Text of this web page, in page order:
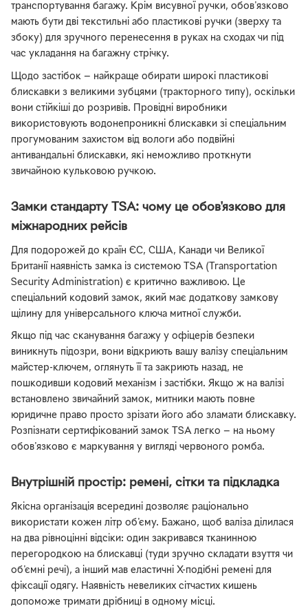
транспортування багажу. Крім висувної ручки, обов'язково
мають бути дві текстильні або пластикові ручки (зверху та
збоку) для зручного перенесення в руках на сходах чи під
час укладання на багажну стрічку.
Щодо застібок — найкраще обирати широкі пластикові
блискавки з великими зубцями (тракторного типу), оскільки
вони стійкіші до розривів. Провідні виробники
використовують водонепроникні блискавки зі спеціальним
прогумованим захистом від вологи або подвійні
антивандальні блискавки, які неможливо проткнути
звичайною кульковою ручкою.
Замки стандарту TSA: чому це обов'язково для
міжнародних рейсів
Для подорожей до країн ЄС, США, Канади чи Великої
Британії наявність замка із системою TSA (Transportation
Security Administration) є критично важливою. Це
спеціальний кодовий замок, який має додаткову замкову
щілину для універсального ключа митної служби.
Якщо під час сканування багажу у офіцерів безпеки
виникнуть підозри, вони відкриють вашу валізу спеціальним
майстер-ключем, оглянуть її та закриють назад, не
пошкодивши кодовий механізм і застібки. Якщо ж на валізі
встановлено звичайний замок, митники мають повне
юридичне право просто зрізати його або зламати блискавку.
Розпізнати сертифікований замок TSA легко — на ньому
обов'язково є маркування у вигляді червоного ромба.
Внутрішній простір: ремені, сітки та підкладка
Якісна організація всередині дозволяє раціонально
використати кожен літр об'єму. Бажано, щоб валіза ділилася
на два рівноцінні відсіки: один закривався тканинною
перегородкою на блискавці (туди зручно складати взуття чи
об'ємні речі), а інший мав еластичні X-подібні ремені для
фіксації одягу. Наявність невеликих сітчастих кишень
допоможе тримати дрібниці в одному місці.